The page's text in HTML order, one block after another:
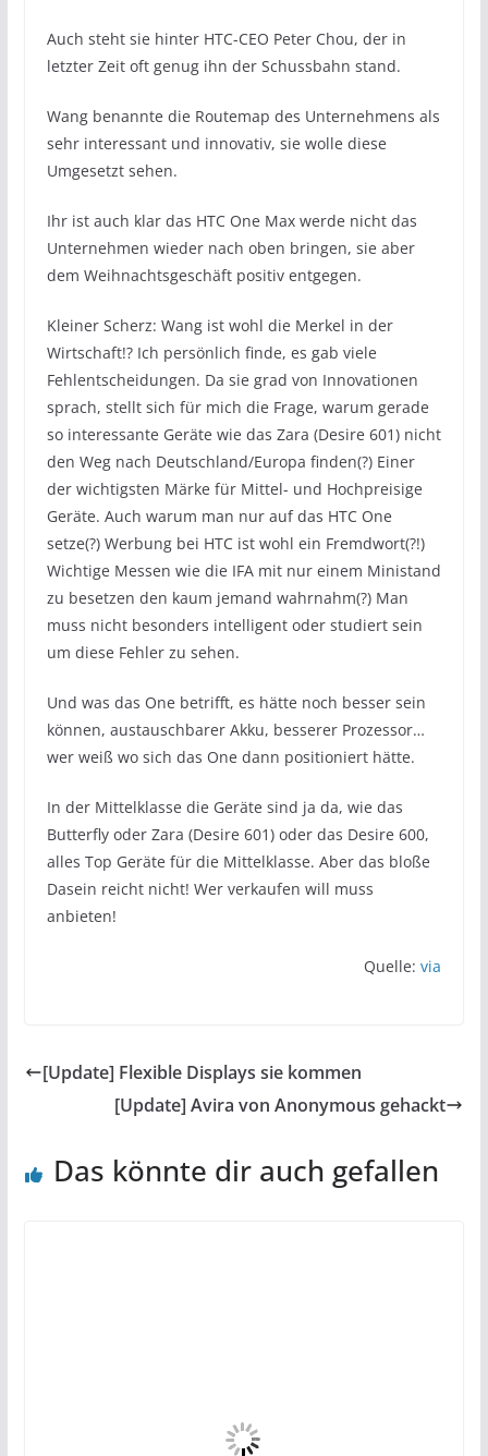
Auch steht sie hinter HTC-CEO Peter Chou, der in
letzter Zeit oft genug ihn der Schussbahn stand.
Wang benannte die Routemap des Unternehmens als
sehr interessant und innovativ, sie wolle diese
Umgesetzt sehen.
Ihr ist auch klar das HTC One Max werde nicht das
Unternehmen wieder nach oben bringen, sie aber
dem Weihnachtsgeschäft positiv entgegen.
Kleiner Scherz: Wang ist wohl die Merkel in der
Wirtschaft!? Ich persönlich finde, es gab viele
Fehlentscheidungen. Da sie grad von Innovationen
sprach, stellt sich für mich die Frage, warum gerade
so interessante Geräte wie das Zara (Desire 601) nicht
den Weg nach Deutschland/Europa finden(?) Einer
der wichtigsten Märke für Mittel- und Hochpreisige
Geräte. Auch warum man nur auf das HTC One
setze(?) Werbung bei HTC ist wohl ein Fremdwort(?!)
Wichtige Messen wie die IFA mit nur einem Ministand
zu besetzen den kaum jemand wahrnahm(?) Man
muss nicht besonders intelligent oder studiert sein
um diese Fehler zu sehen.
Und was das One betrifft, es hätte noch besser sein
können, austauschbarer Akku, besserer Prozessor…
wer weiß wo sich das One dann positioniert hätte.
In der Mittelklasse die Geräte sind ja da, wie das
Butterfly oder Zara (Desire 601) oder das Desire 600,
alles Top Geräte für die Mittelklasse. Aber das bloße
Dasein reicht nicht! Wer verkaufen will muss
anbieten!
Quelle:via
[Update] Flexible Displays sie kommen
[Update] Avira von Anonymous gehackt
Das könnte dir auch gefallen